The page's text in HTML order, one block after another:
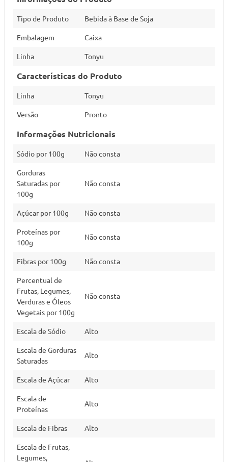
Tipo de Produto Bebida à Base de Soja
Embalagem Caixa
Linha Tonyu
Características do Produto
Linha Tonyu
Versão Pronto
Informações Nutricionais
Sódio por 100g Não consta
Gorduras
Saturadas por
100g
Não consta
Açúcar por 100g Não consta
Proteínas por
100g
Não consta
Fibras por 100g Não consta
Percentual de
Frutas, Legumes,
Verduras e Óleos
Vegetais por 100g
Não consta
Escala de Sódio Alto
Escala de Gorduras
Saturadas
Alto
Escala de Açúcar Alto
Escala de
Proteínas
Alto
Escala de Fibras Alto
Escala de Frutas,
Legumes,